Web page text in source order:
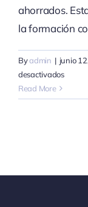
ahorrados.
la formación
Byadmin | junio
desactivadosen
coste
Read More